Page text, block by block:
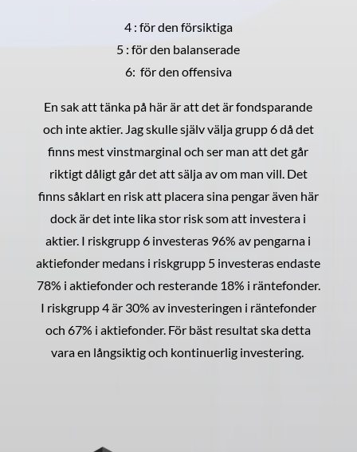
4 : för den försiktiga
5 : för den balanserade
6: för den offensiva
En sak att tänka på här är att det är fondsparande
och inte aktier. Jag skulle själv välja grupp 6 då det
finns mest vinstmarginal och ser man att det går
riktigt dåligt går det att sälja av om man vill. Det
finns såklart en risk att placera sina pengar även här
dock är det inte lika stor risk som att investera i
aktier. I riskgrupp 6 investeras 96% av pengarna i
aktiefonder medans i riskgrupp 5 investeras endaste
78% i aktiefonder och resterande 18% i räntefonder.
I riskgrupp 4 är 30% av investeringen i räntefonder
och 67% i aktiefonder. För bäst resultat ska detta
vara en långsiktig och kontinuerlig investering.